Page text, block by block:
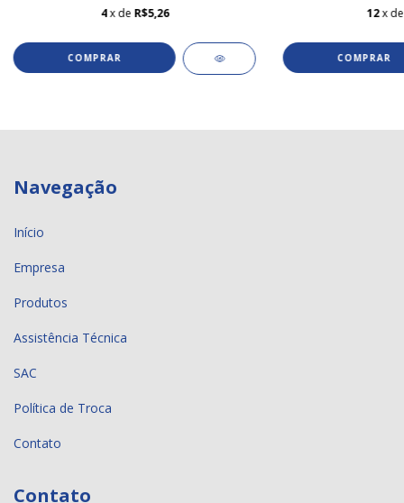
4x de R$5,26
12x
Navegação
Início
Empresa
Produtos
Assistência Técnica
SAC
Política de Troca
Contato
Contato